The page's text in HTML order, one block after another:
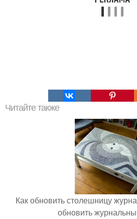
Читайте также
Как обновить столешницу
обновить